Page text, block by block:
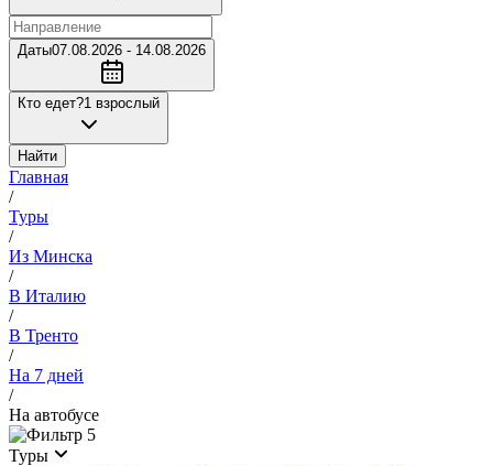
Даты07.08.2026 - 14.08.2026
Кто едет?1 взрослый
Найти
Главная
/
Туры
/
Из Минска
/
В Италию
/
В Тренто
/
На 7 дней
/
На автобусе
5
Туры